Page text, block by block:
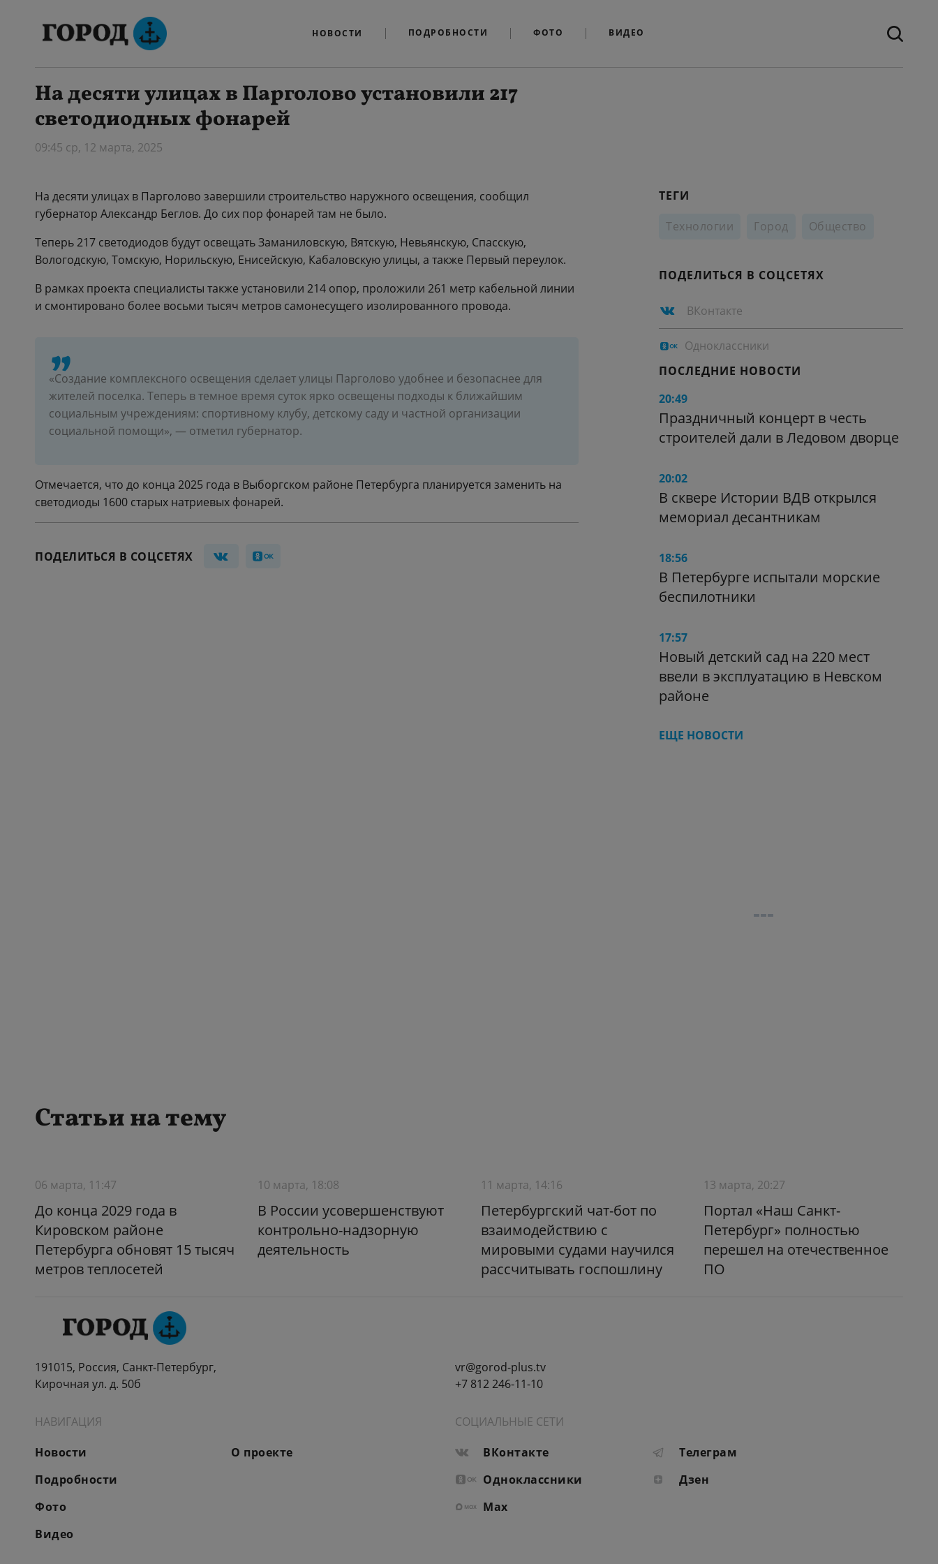
НОВОСТИ ПОДРОБНОСТИ ФОТО ВИДЕО
На десяти улицах в Парголово установили 217
светодиодных фонарей
09:45 ср, 12 марта, 2025
На десяти улицах в Парголово завершили строительство наружного освещения, сообщил
губернатор Александр Беглов. До сих пор фонарей там не было.
Теперь 217 светодиодов будут освещать Заманиловскую, Вятскую, Невьянскую, Спасскую,
Вологодскую, Томскую, Норильскую, Енисейскую, Кабаловскую улицы, а также Первый переулок.
В рамках проекта специалисты также установили 214 опор, проложили 261 метр кабельной линии
и смонтировано более восьми тысяч метров самонесущего изолированного провода.
«Создание комплексного освещения сделает улицы Парголово удобнее и безопаснее для
жителей поселка. Теперь в темное время суток ярко освещены подходы к ближайшим
социальным учреждениям: спортивному клубу, детскому саду и частной организации
социальной помощи», — отметил губернатор.
Отмечается, что до конца 2025 года в Выборгском районе Петербурга планируется заменить на
светодиоды 1600 старых натриевых фонарей.
ПОДЕЛИТЬСЯ В СОЦСЕТЯХ
ТЕГИ
Технологии
Город Общество
ПОДЕЛИТЬСЯ В СОЦСЕТЯХ
ВКонтакте
Одноклассники
ПОСЛЕДНИЕ НОВОСТИ
20:49
Праздничный концерт в честь
строителей дали в Ледовом дворце
20:02
В сквере Истории ВДВ открылся
мемориал десантникам
18:56
В Петербурге испытали морские
беспилотники
17:57
Новый детский сад на 220 мест
ввели в эксплуатацию в Невском
районе
ЕЩЕ НОВОСТИ
Статьи на тему
06 марта, 11:47
До конца 2029 года в
Кировском районе
Петербурга обновят 15 тысяч
метров теплосетей
10 марта, 18:08
В России усовершенствуют
контрольно-надзорную
деятельность
11 марта, 14:16
Петербургский чат-бот по
взаимодействию с
мировыми судами научился
рассчитывать госпошлину
13 марта, 20:27
Портал «Наш Санкт-
Петербург» полностью
перешел на отечественное
ПО
191015, Россия, Санкт-Петербург,
Кирочная ул. д. 50б
vr@gorod-plus.tv
+7 812 246-11-10
НАВИГАЦИЯ
Новости
Подробности
Фото
Видео
О проекте
СОЦИАЛЬНЫЕ СЕТИ
ВКонтакте
Телеграм
Одноклассники
Дзен
Max